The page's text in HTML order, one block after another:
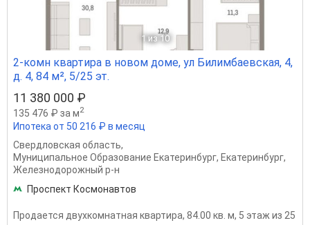
1 из 10
2-комн квартира в новом доме, ул Билимбаевская, 4,
д. 4, 84 м², 5/25 эт.
11 380 000 ₽
135 476 ₽ за м2
Ипотека от 50 216 ₽ в месяц
Свердловская область,
Муниципальное Образование Екатеринбург, Екатеринбург,
Железнодорожный р-н
Проспект Космонавтов
Продается двухкомнатная квартира, 84.00 кв. м, 5 этаж из 25